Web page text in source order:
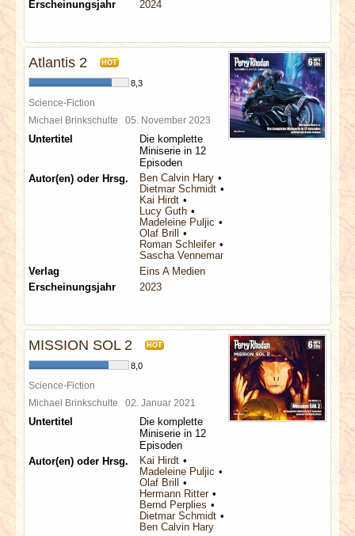
Erscheinungsjahr
2024
Atlantis 2 HOT
8,3
Science-Fiction
Michael Brinkschulte 05. November 2023
Untertitel
Die komplette
Miniserie in 12
Episoden
Autor(en) oder Hrsg.
Ben Calvin Hary
Dietmar Schmidt
Kai Hirdt
Lucy Guth
Madeleine Puljic
Olaf Brill
Roman Schleifer
Sascha Vennemann
Verlag
Eins A Medien
Erscheinungsjahr
2023
MISSION SOL 2 HOT
8,0
Science-Fiction
Michael Brinkschulte 02. Januar 2021
Untertitel
Die komplette
Miniserie in 12
Episoden
Autor(en) oder Hrsg.
Kai Hirdt
Madeleine Puljic
Olaf Brill
Hermann Ritter
Bernd Perplies
Dietmar Schmidt
Ben Calvin Hary